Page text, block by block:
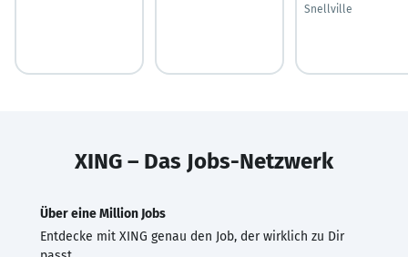
Snellville
XING – Das Jobs-Netzwerk
Über eine Million Jobs
Entdecke mit XING genau den Job, der wirklich zu Dir